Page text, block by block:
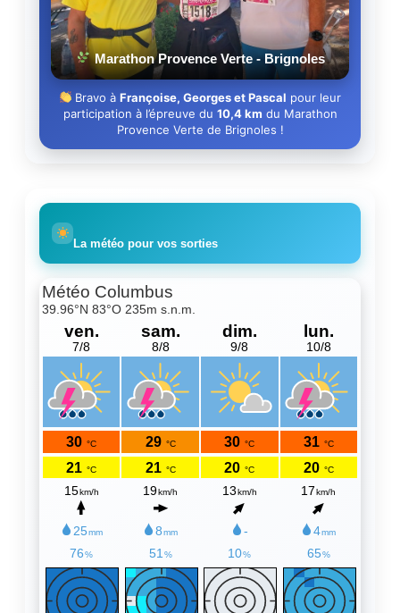
Marathon Provence Verte - Brignoles
Bravo àFrançoise, Georges et Pascal pour leur
participation à l’épreuve du 10,4 km du Marathon
Provence Verte de Brignoles !
La météo pour vos sorties